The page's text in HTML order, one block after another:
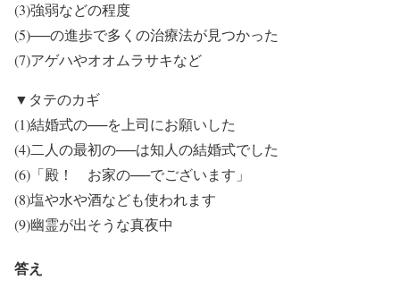
(3)強弱などの程度
(5)──の進歩で多くの治療法が見つかった
(7)アゲハやオオムラサキなど
▼タテのカギ
(1)結婚式の──を上司にお願いした
(4)二人の最初の──は知人の結婚式でした
(6)「殿！ お家の──でございます」
(8)塩や水や酒なども使われます
(9)幽霊が出そうな真夜中
答え